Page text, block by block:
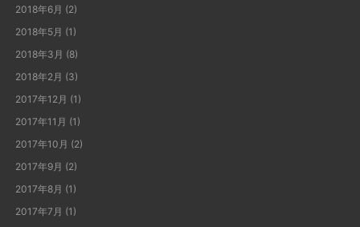
2018年6月 (2)
2018年5月 (1)
2018年3月 (8)
2018年2月 (3)
2017年12月 (1)
2017年11月 (1)
2017年10月 (2)
2017年9月 (2)
2017年8月 (1)
2017年7月 (1)